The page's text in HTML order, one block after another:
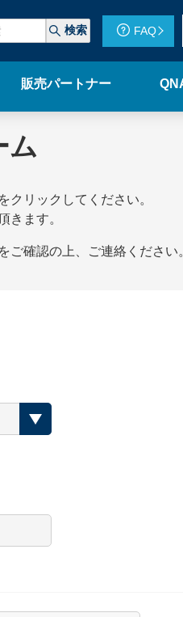
検索 FAQ
販売パートナー
ム
クリックしてください。
きます。
確認の上、ご連絡ください